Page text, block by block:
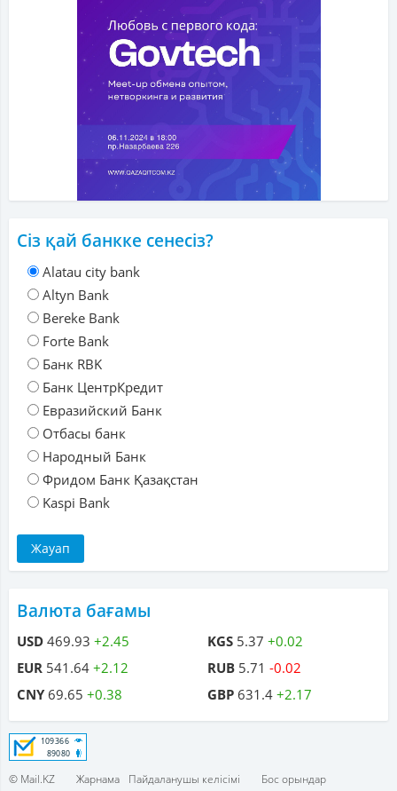
Сіз қай банкке сенесіз?
Alatau city bank
Altyn Bank
Bereke Bank
Forte Bank
Банк RBK
Банк ЦентрКредит
Евразийский Банк
Отбасы банк
Народный Банк
Фридом Банк Қазақстан
Kaspi Bank
Валюта бағамы
USD 469.93 +2.45
EUR 541.64 +2.12
CNY69.65 +0.38
KGS 5.37 +0.02
RUB 5.71 -0.02
GBP 631.4 +2.17
© Mail.KZ Жарнама Пайдаланушы келісімі Бос орындар